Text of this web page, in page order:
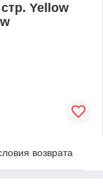
Yellow
возврата